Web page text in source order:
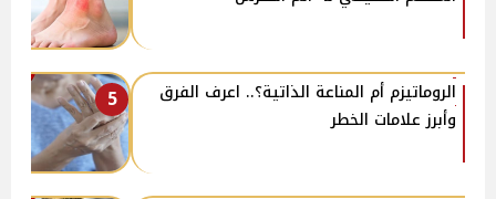
5
الروماتيزم أم المناعة الذاتية؟.. اعرف الفرق
وأبرز علامات الخطر